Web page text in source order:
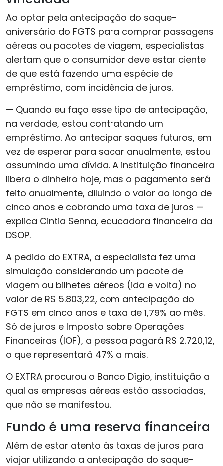
Ao optar pela antecipação do saque-
aniversário do FGTS para comprar passagens
aéreas ou pacotes de viagem, especialistas
alertam que o consumidor deve estar ciente
de que está fazendo uma espécie de
empréstimo, com incidência de juros.
— Quando eu faço esse tipo de antecipação,
na verdade, estou contratando um
empréstimo. Ao antecipar saques futuros, em
vez de esperar para sacar anualmente, estou
assumindo uma dívida. A instituição financeira
libera o dinheiro hoje, mas o pagamento será
feito anualmente, diluindo o valor ao longo de
cinco anos e cobrando uma taxa de juros —
explica Cintia Senna, educadora financeira da
DSOP.
A pedido do EXTRA, a especialista fez uma
simulação considerando um pacote de
viagem ou bilhetes aéreos (ida e volta) no
valor de R$ 5.803,22, com antecipação do
FGTS em cinco anos e taxa de 1,79% ao mês.
Só de juros e Imposto sobre Operações
Financeiras (IOF), a pessoa pagará R$ 2.720,12,
o que representará 47% a mais.
O EXTRA procurou o Banco Dígio, instituição a
qual as empresas aéreas estão associadas,
que não se manifestou.
Fundo é uma reserva financeira
Além de estar atento às taxas de juros para
viajar utilizando a antecipação do saque-